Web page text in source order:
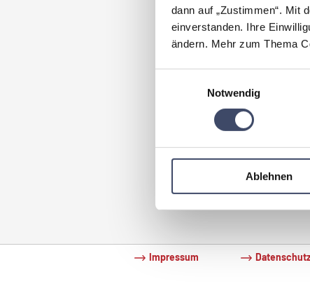
dann auf „Zustimmen“. Mit
einverstanden. Ihre
ändern. Mehr zum Thema
Notwendig
Ablehnen
Väter spielen eine große
Vater
Impressum Datenschutz